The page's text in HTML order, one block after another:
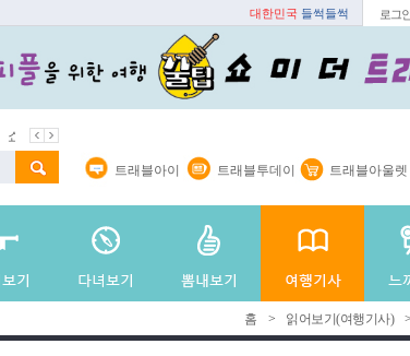
대한민국 들썩들썩 로그
쇼 미 더 트래블아이
트래블아이 트래블투데이 트래블아울렛
홈 > 읽어보기(여행기사) >